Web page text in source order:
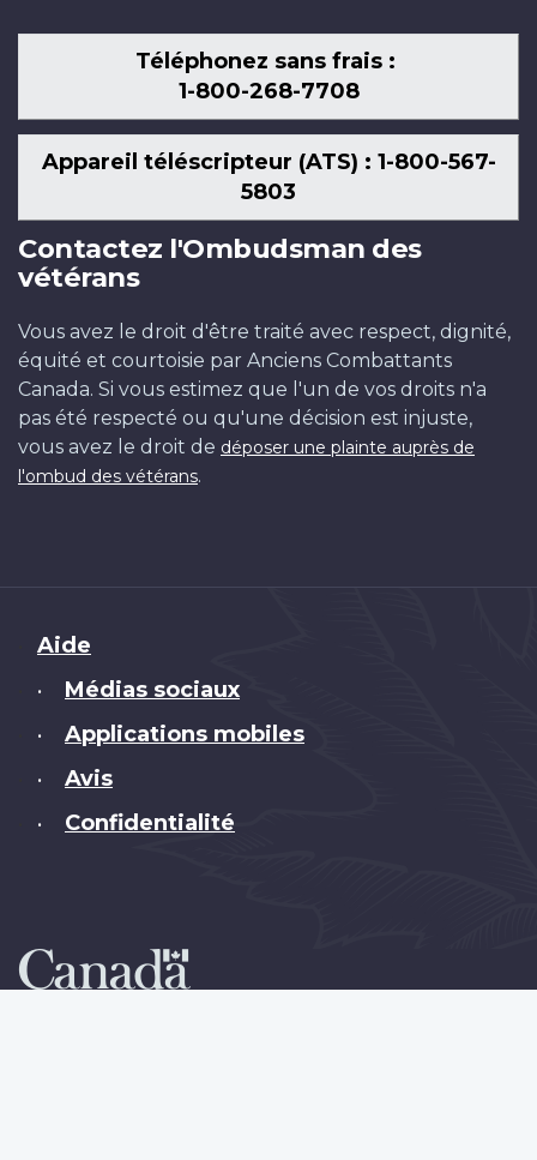
Téléphonez sans frais :
1-800-268-7708
Appareil téléscripteur (ATS) : 1-800-567-
5803
Contactez l'Ombudsman des
vétérans
Vous avez le droit d'être traité avec respect, dignité,
équité et courtoisie par Anciens Combattants
Canada. Si vous estimez que l'un de vos droits n'a
pas été respecté ou qu'une décision est injuste,
vous avez le droit de déposer une plainte auprès de
l'ombud des vétérans.
Brand
Aide
• Médias sociaux
• Applications mobiles
• Avis
• Confidentialité